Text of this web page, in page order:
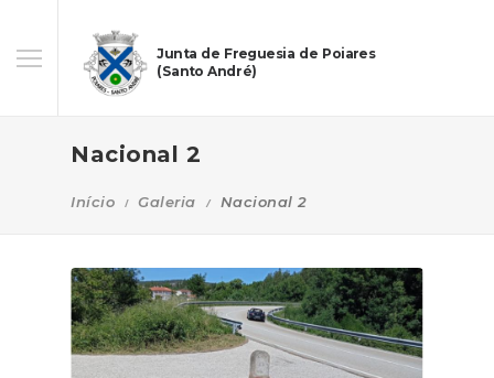
Junta de Freguesia de Poiares
(Santo André)
Nacional 2
Início Galeria Nacional 2